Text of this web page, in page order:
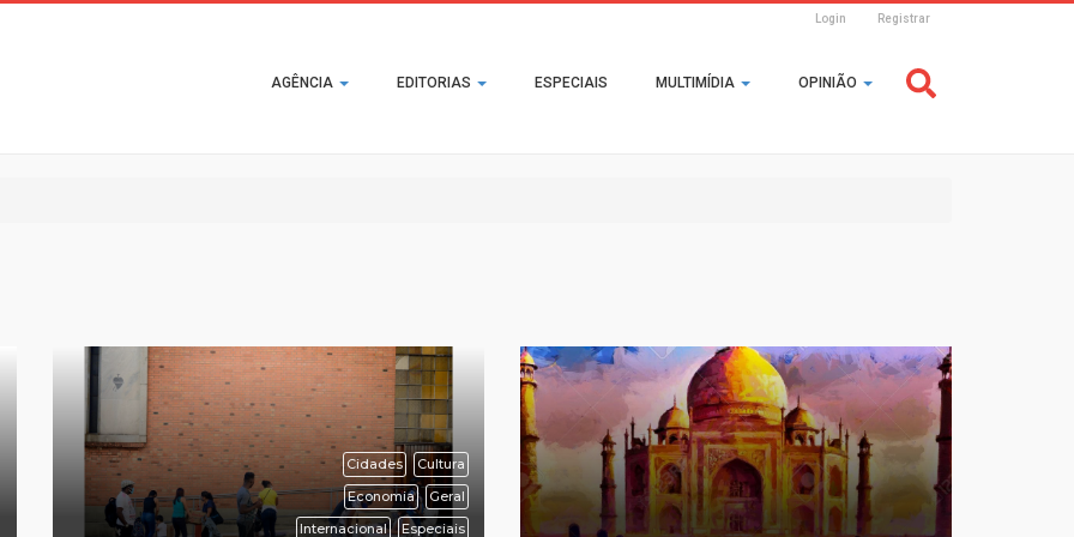
Login Registrar
Main
navigation
AGÊNCIA EDITORIAS ESPECIAIS MULTIMÍDIA OPINIÃO
Cidades
Cultura
Economia
Geral
Internacional
Especiais